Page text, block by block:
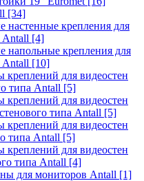
[34]
настенные крепления для
Antall [4]
напольные крепления для
Antall [10]
креплений для видеостен
типа Antall [5]
креплений для видеостен
типа Antall [5]
креплений для видеостен
типа Antall [5]
креплений для видеостен
типа Antall [4]
для мониторов Antall [1]